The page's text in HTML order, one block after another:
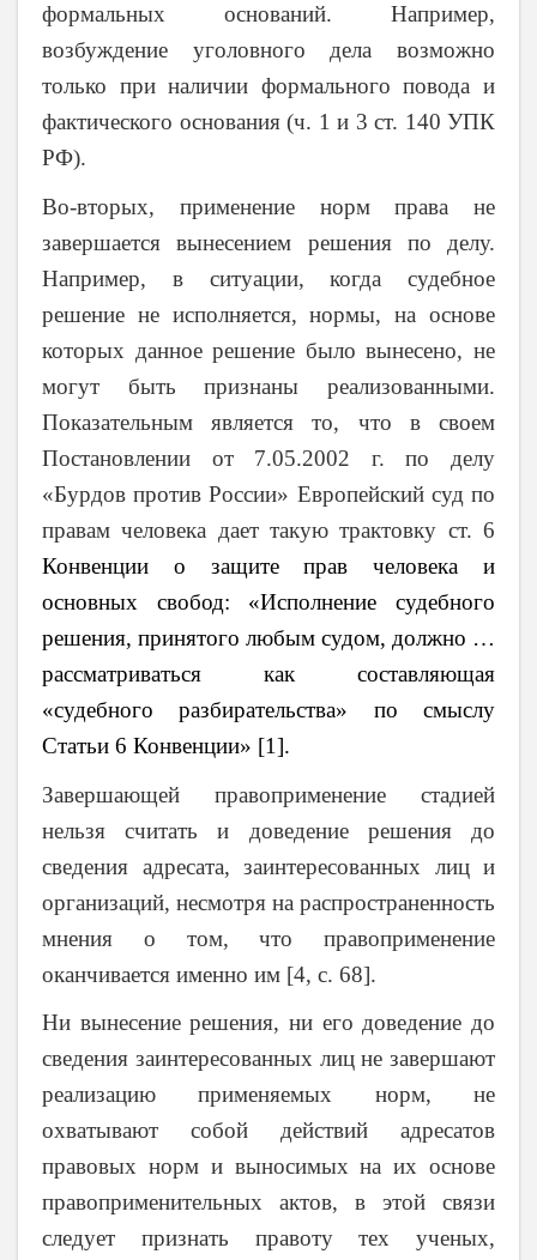
формальных оснований. Например,
возбуждение уголовного дела возможно
только при наличии формального повода и
фактического основания (ч. 1 и 3 ст. 140 УПК
РФ).
Во-вторых, применение норм права не
завершается вынесением решения по делу.
Например, в ситуации, когда судебное
решение не исполняется, нормы, на основе
которых данное решение было вынесено, не
могут быть признаны реализованными.
Показательным является то, что в своем
Постановлении от 7.05.2002 г. по делу
«Бурдов против России» Европейский суд по
правам человека дает такую трактовку ст. 6
Конвенции о защите прав человека и
основных свобод: «Исполнение судебного
решения, принятого любым судом, должно …
рассматриваться как составляющая
«судебного разбирательства» по смыслу
Статьи 6 Конвенции» [1].
Завершающей правоприменение стадией
нельзя считать и доведение решения до
сведения адресата, заинтересованных лиц и
организаций, несмотря на распространенность
мнения о том, что правоприменение
оканчивается именно им [4, c. 68].
Ни вынесение решения, ни его доведение до
сведения заинтересованных лиц не завершают
реализацию применяемых норм, не
охватывают собой действий адресатов
правовых норм и выносимых на их основе
правоприменительных актов, в этой связи
следует признать правоту тех ученых,